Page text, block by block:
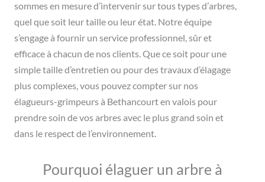
sommes en mesure d’intervenir sur tous types d’arbres,
quel que soit leur taille ou leur état. Notre équipe
s’engage à fournir un service professionnel, sûr et
efficace à chacun de nos clients. Que ce soit pour une
simple taille d’entretien ou pour des travaux d’élagage
plus complexes, vous pouvez compter sur nos
élagueurs-grimpeurs à Bethancourt en valois pour
prendre soin de vos arbres avec le plus grand soin et
dans le respect de l’environnement.
Pourquoi élaguer un arbre à